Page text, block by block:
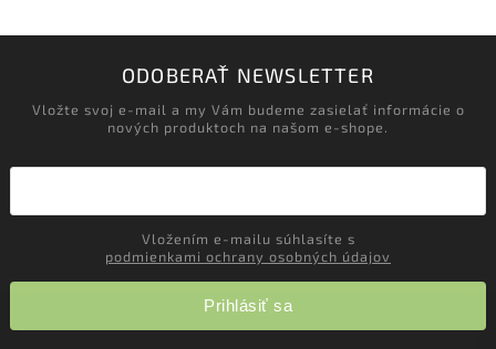
ODOBERAŤ NEWSLETTER
Vložte svoj e-mail a my Vám budeme zasielať informácie o
nových produktoch na našom e-shope.
podmienkami ochrany osobných údajov
Prihlásiť sa